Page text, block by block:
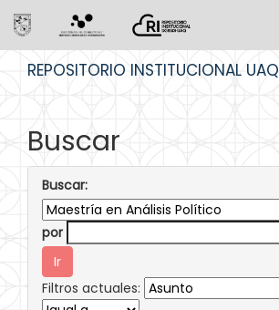
REPOSITORIO INSTITUCIONAL UAQ
Buscar
Buscar:
por
Filtros actuales: